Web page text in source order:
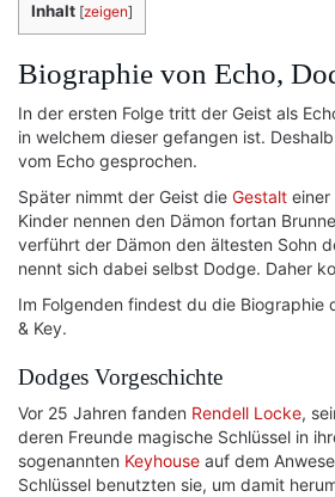
Inhalt [zeigen]
Biographie von Echo,
In der ersten Folge tritt der Geist als
in welchem dieser gefangen ist.
vom Echo gesprochen.
Später nimmt der Geist die Gestalt einer
Kinder nennen den Dämon fortan
verführt der Dämon den ältesten Sohn
nennt sich dabei selbst Dodge. Daher
Im Folgenden findest du die Biographie
& Key.
Dodges Vorgeschichte
Vor 25 Jahren fanden Rendell Locke,
deren Freunde magische Schlüssel in
sogenannten Keyhouse auf dem
Schlüssel benutzten sie, um damit